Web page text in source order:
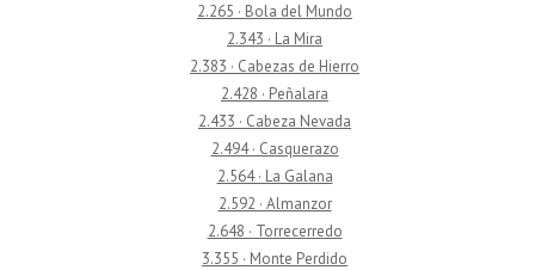
2.265 · Bola del Mundo
2.343 · La Mira
2.383 · Cabezas de Hierro
2.428 · Peñalara
2.433 · Cabeza Nevada
2.494 · Casquerazo
2.564 · La Galana
2.592 · Almanzor
2.648 · Torrecerredo
3.355 · Monte Perdido